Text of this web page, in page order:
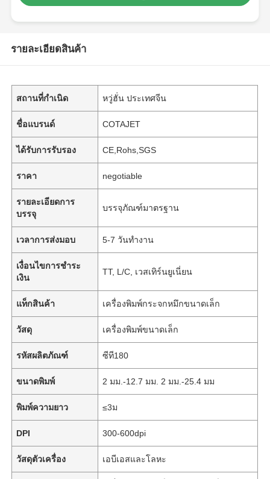
รายละเอียดสินค้า
สถานที่กำเนิด หวู่ฮั่น ประเทศจีน
ชื่อแบรนด์ COTAJET
ได้รับการรับรอง CE,Rohs,SGS
ราคา negotiable
รายละเอียดการ
บรรจุ
บรรจุภัณฑ์มาตรฐาน
เวลาการส่งมอบ 5-7 วันทำงาน
เงื่อนไขการชำระ
เงิน
TT, L/C, เวสเทิร์นยูเนี่ยน
แท็กสินค้า เครื่องพิมพ์กระจกหมึกขนาดเล็ก
วัสดุ เครื่องพิมพ์ขนาดเล็ก
รหัสผลิตภัณฑ์ ซีที180
ขนาดพิมพ์ 2 มม.-12.7 มม. 2 มม.-25.4 มม
พิมพ์ความยาว ≤3ม
DPI 300-600dpi
วัสดุตัวเครื่อง เอบีเอสและโลหะ